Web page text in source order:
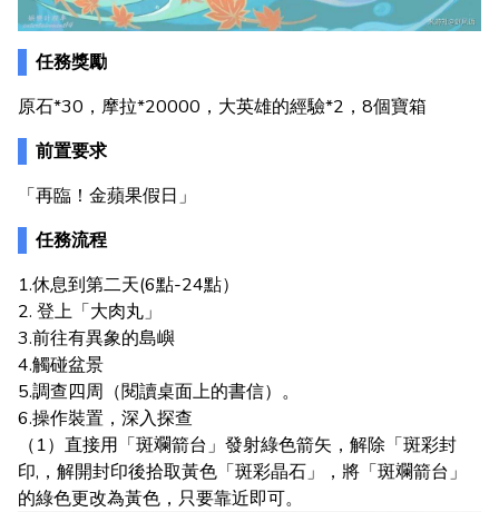
任務獎勵
原石*30，摩拉*20000，大英雄的經驗*2，8個寶箱
前置要求
「再臨！金蘋果假日」
任務流程
1.休息到第二天(6點-24點）
2. 登上「大肉丸」
3.前往有異象的島嶼
4.觸碰盆景
5.調查四周（閱讀桌面上的書信）。
6.操作裝置，深入探查
（1）直接用「斑斕箭台」發射綠色箭矢，解除「斑彩封
印,，解開封印後拾取黃色「斑彩晶石」，將「斑斕箭台」
的綠色更改為黃色，只要靠近即可。